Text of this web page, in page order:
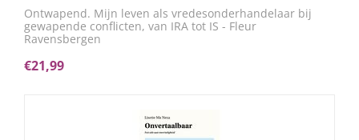
Ontwapend. Mijn leven als vredesonderhandelaar bij
gewapende conflicten, van IRA tot IS - Fleur
Ravensbergen
€21,99